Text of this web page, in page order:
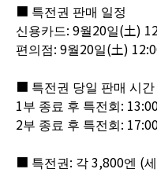
■ 특전권 판매 일정
신용카드: 9월20일(土)
편의점: 9월20일(土)
■ 특전권 당일 판매 시간
1부 종료 후 특전회:
2부 종료 후 특전회:
■ 특전권: 각 3,800엔 (